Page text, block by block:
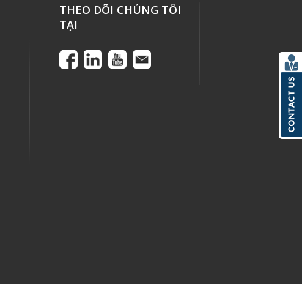
THEO DÕI CHÚNG TÔI
TẠI